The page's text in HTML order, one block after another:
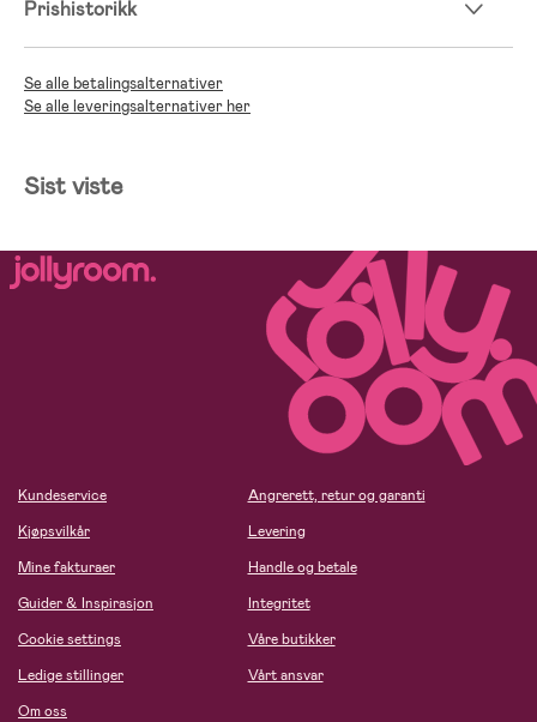
Prishistorikk
Se alle betalingsalternativer
Se alle leveringsalternativer her
Sist viste
Kundeservice
Kjøpsvilkår
Mine fakturaer
Guider & Inspirasjon
Cookie settings
Ledige stillinger
Om oss
Angrerett, retur og garanti
Levering
Handle og betale
Integritet
Våre butikker
Vårt ansvar